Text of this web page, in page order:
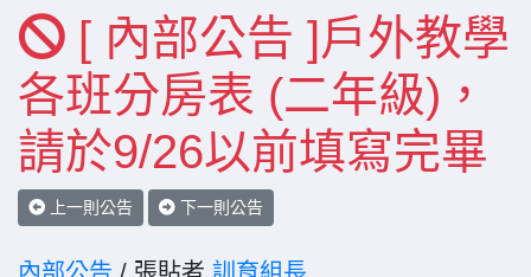
[ 內部公告 ]戶外教學
各班分房表 (二年級)，
請於9/26以前填寫完畢
上一則公告 下一則公告